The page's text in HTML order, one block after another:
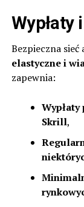
Wypłaty
Bezpieczna
elastyczne i
zapewnia:
Skrill,